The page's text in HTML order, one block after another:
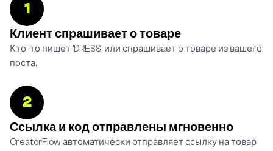
1
Клиент спрашивает о товаре
Кто-то пишет 'DRESS' или спрашивает о товаре из вашего
поста.
2
Ссылка и код отправлены мгновенно
CreatorFlow автоматически отправляет ссылку на товар